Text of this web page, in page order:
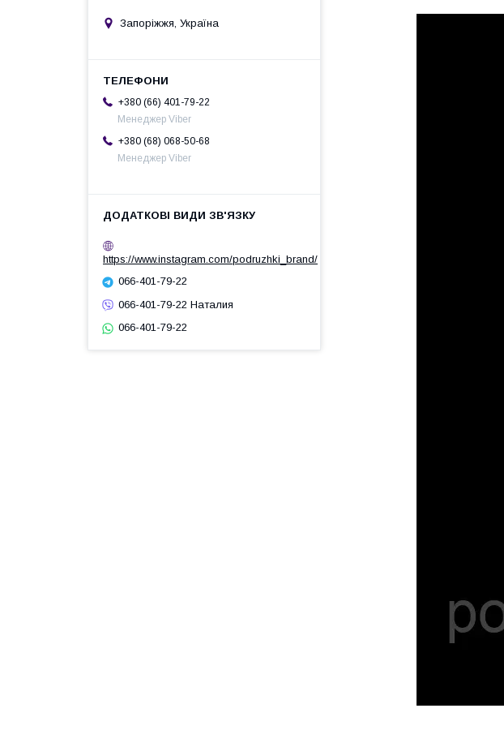
Запоріжжя, Україна
+380 (66) 401-79-22
Менеджер Viber
+380 (68) 068-50-68
Менеджер Viber
https://www.instagram.com/podruzhki_brand/
066-401-79-22
066-401-79-22 Наталия
066-401-79-22